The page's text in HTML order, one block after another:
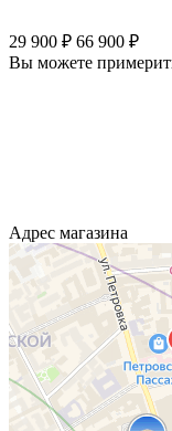
29 900 ₽ 66 900 ₽
Вы можете
Адрес магазина